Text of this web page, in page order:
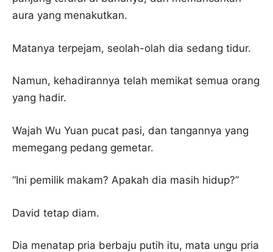
aura yang menakutkan.
Matanya terpejam, seolah-olah dia sedang tidur.
Namun, kehadirannya telah memikat semua orang
yang hadir.
Wajah Wu Yuan pucat pasi, dan tangannya yang
memegang pedang gemetar.
“Ini pemilik makam? Apakah dia masih hidup?”
David tetap diam.
Dia menatap pria berbaju putih itu, mata ungu pria